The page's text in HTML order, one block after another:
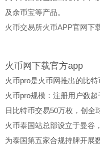
及余币宝等产品。
火币交易所火币APP官网下
火币网下载官方app
火币pro是火币网推出的比
火币pro规模：注册用户数
日比特币交易50万枚，创全
火币泰国站总部设立于曼谷
为泰国第五家合规持牌开展